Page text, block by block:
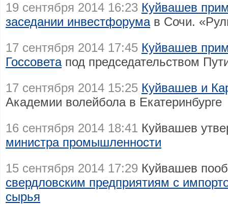
19 сентября 2014 16:23 Куйвашев
заседании инвестфорумав Сочи.
17 сентября 2014 17:45 Куйвашев
Госсоветапод председательством
17 сентября 2014 15:25 Куйвашев и
Академии волейбола в Екатеринбурге
16 сентября 2014 18:41 Куйвашев
министра промышленности
15 сентября 2014 17:29 Куйвашев
свердловским предприятиям с
сырья